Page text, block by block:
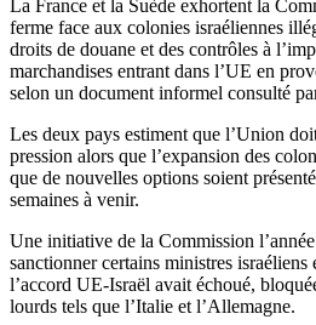
La France et la Suède exhortent la
ferme face aux colonies israéliennes
droits de douane et des contrôles à
marchandises entrant dans l’UE en
selon un document informel consulté
Les deux pays estiment que l’Union
pression alors que l’expansion des
que de nouvelles options soient
semaines à venir.
Une initiative de la Commission
sanctionner certains ministres israéliens
l’accord UE-Israël avait échoué,
lourds tels que l’Italie et l’Allemagne.